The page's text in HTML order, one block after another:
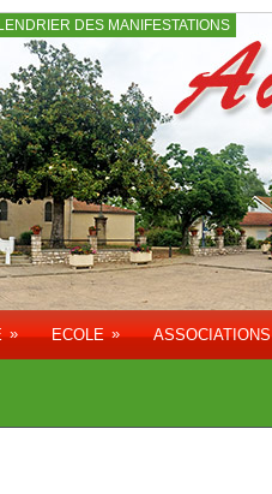
DES MANIFESTATIONS
» ECOLE » ASSOCIATIONS